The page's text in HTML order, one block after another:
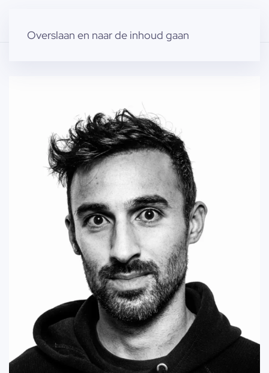
Overslaan en naar de inhoud gaan